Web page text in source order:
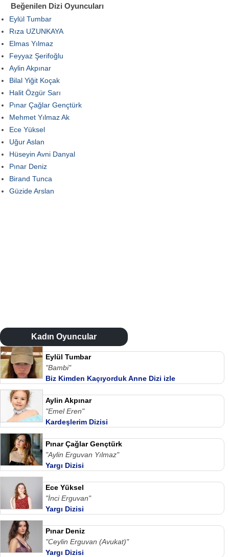
Beğenilen Dizi Oyuncuları
Eylül Tumbar
Rıza UZUNKAYA
Elmas Yılmaz
Feyyaz Şerifoğlu
Aylin Akpınar
Bilal Yiğit Koçak
Halit Özgür Sarı
Pınar Çağlar Gençtürk
Mehmet Yılmaz Ak
Ece Yüksel
Uğur Aslan
Hüseyin Avni Danyal
Pınar Deniz
Birand Tunca
Güzide Arslan
Kadın Oyuncular
Eylül Tumbar
"Bambi"
Biz Kimden Kaçıyorduk Anne Dizi izle
Aylin Akpınar
"Emel Eren"
Kardeşlerim Dizisi
Pınar Çağlar Gençtürk
"Aylin Erguvan Yılmaz"
Yargı Dizisi
Ece Yüksel
"İnci Erguvan"
Yargı Dizisi
Pınar Deniz
"Ceylin Erguvan (Avukat)"
Yargı Dizisi